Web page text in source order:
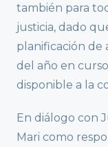
también para
justicia, dado
planificación de
del año en
disponible a la
En diálogo con
Mari como